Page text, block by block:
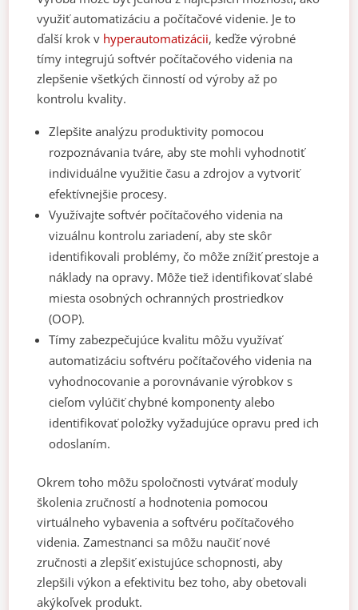
využiť automatizáciu a počítačové videnie. Je to
ďalší krok v hyperautomatizácii, keďže výrobné
tímy integrujú softvér počítačového videnia na
zlepšenie všetkých činností od výroby až po
kontrolu kvality.
Zlepšite analýzu produktivity pomocou
rozpoznávania tváre, aby ste mohli vyhodnotiť
individuálne využitie času a zdrojov a vytvoriť
efektívnejšie procesy.
Využívajte softvér počítačového videnia na
vizuálnu kontrolu zariadení, aby ste skôr
identifikovali problémy, čo môže znížiť prestoje a
náklady na opravy. Môže tiež identifikovať slabé
miesta osobných ochranných prostriedkov
(OOP).
Tímy zabezpečujúce kvalitu môžu využívať
automatizáciu softvéru počítačového videnia na
vyhodnocovanie a porovnávanie výrobkov s
cieľom vylúčiť chybné komponenty alebo
identifikovať položky vyžadujúce opravu pred ich
odoslaním.
Okrem toho môžu spoločnosti vytvárať moduly
školenia zručností a hodnotenia pomocou
virtuálneho vybavenia a softvéru počítačového
videnia. Zamestnanci sa môžu naučiť nové
zručnosti a zlepšiť existujúce schopnosti, aby
zlepšili výkon a efektivitu bez toho, aby obetovali
akýkoľvek produkt.